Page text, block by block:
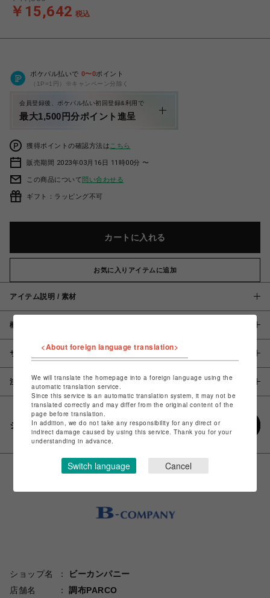
￥15,642 税込
ポケパル払いで 0〜0ポイント
（1P=1円）※キャンペーン分除く
会員登録後、ポケパル払い初回登録&利用で
最大1,500円分ポイント進呈
獲得ポイントの確認方法は こちら
販売期間 2023年03月16日 11時00分 〜
この商品について問い合わせる
ギフト：ラッピング不可
カートに入れる
お気に入りアイテムに追加
アイテム説明 / 素材
概要
サイズ
注意事項
シェアする
ショップ名
ビーカンパニー
店舗名
調布PARCO
<About foreign language translation>
We will translate the homepage into a foreign language using the
automatic translation service.
Since this service is an automatic translation system, it may not be
translated correctly and may differ from the original content of the
page before translation.
In addition, we do not take any responsibility for any direct or
indirect damage caused by using this service. Thank you for your
understanding in advance.
Switch language Cancel